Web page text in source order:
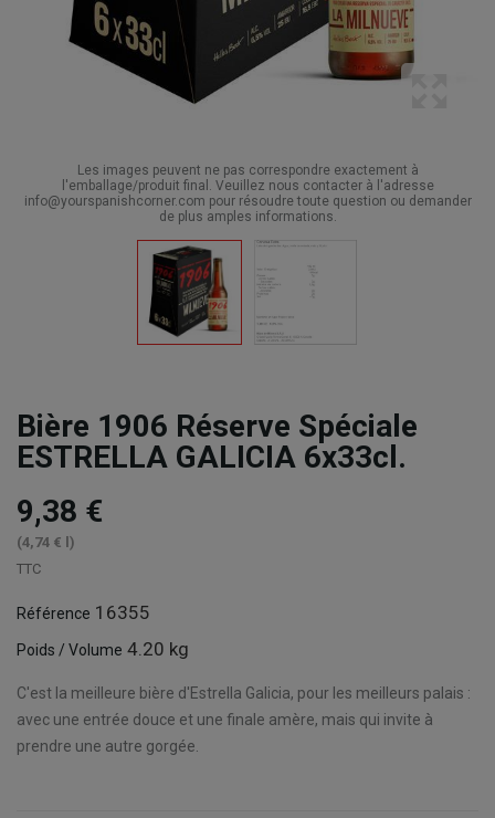
Les images peuvent ne pas correspondre exactement à
l'emballage/produit final. Veuillez nous contacter à l'adresse
info@yourspanishcorner.com pour résoudre toute question ou demander
de plus amples informations.
Bière 1906 Réserve Spéciale
ESTRELLA GALICIA 6x33cl.
9,38 €
(4,74 € l)
TTC
Référence 16355
Poids / Volume 4.20 kg
C'est la meilleure bière d'Estrella Galicia, pour les meilleurs palais :
avec une entrée douce et une finale amère, mais qui invite à
prendre une autre gorgée.